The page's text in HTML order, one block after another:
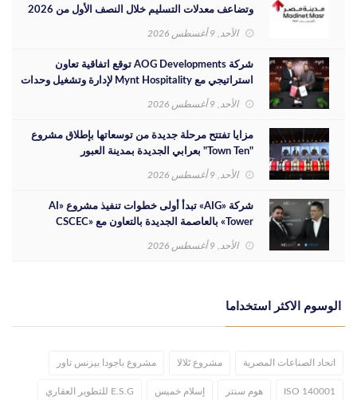
وتضاعف معدلات التسليم خلال النصف الأول من 2026
الأحد, 9 أغسطس 2026
شركة AOG Developments توقع اتفاقية تعاون
استراتيجي مع Mynt Hospitality لإدارة وتشغيل وحدات
رويالز - Royal’s رأس الحكمة
الأحد, 9 أغسطس 2026
مزايا تفتتح مرحلة جديدة من توسعاتها بإطلاق مشروع
"Town Ten" بعرابي الجديدة بمدينة العبور
الأحد, 9 أغسطس 2026
شركة «AIG» تبدأ أولى خطوات تنفيذ مشروع «AI
Tower» بالعاصمة الجديدة بالتعاون مع «CSCEC
الصينية»
الأحد, 9 أغسطس 2026
الوسوم الاكثر استخداما
اتحاد الصناعات المصرية مشروع تَلالا مشروع باجودا بيزنس تاور
ISO 140001 هوم سنتر إسلام خميس E.S.G للتطوير العقاري